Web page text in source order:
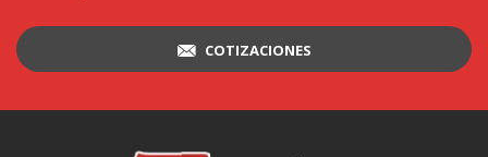
COTIZACIONES